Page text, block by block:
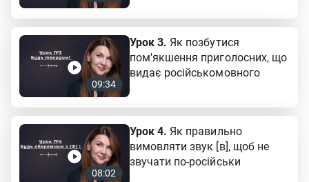
09:34
Урок 3. Як позбутися
пом'якшення приголосних, що
видає російськомовного
08:02
Урок 4. Як правильно
вимовляти звук [в], щоб не
звучати по-російськи